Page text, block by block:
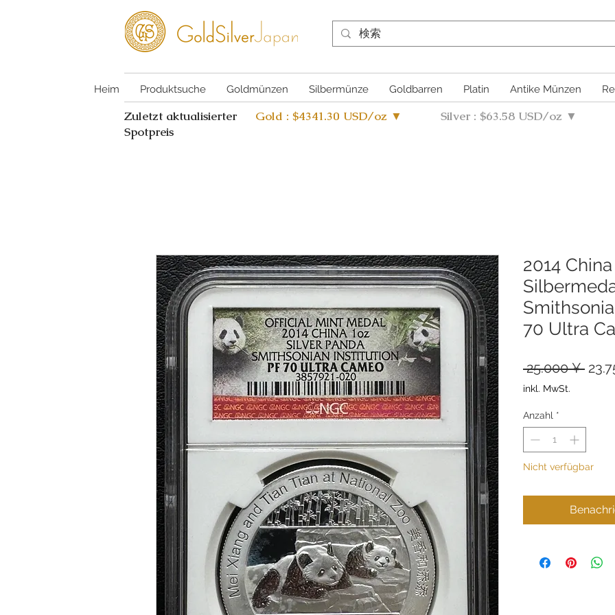
Heim Produktsuche Goldmünzen Silbermünze Goldbarren Platin Antike Münzen
Zuletzt aktualisierter
Spotpreis
Gold : $4341.30 USD/oz ▼ Silver : $63.58 USD/oz ▼
2014
70 Ultra
25.000 ¥
inkl. MwSt.
Anzahl *
Nicht verfügbar